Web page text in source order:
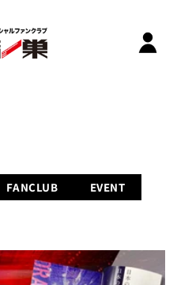
FANCLUB
EVENT